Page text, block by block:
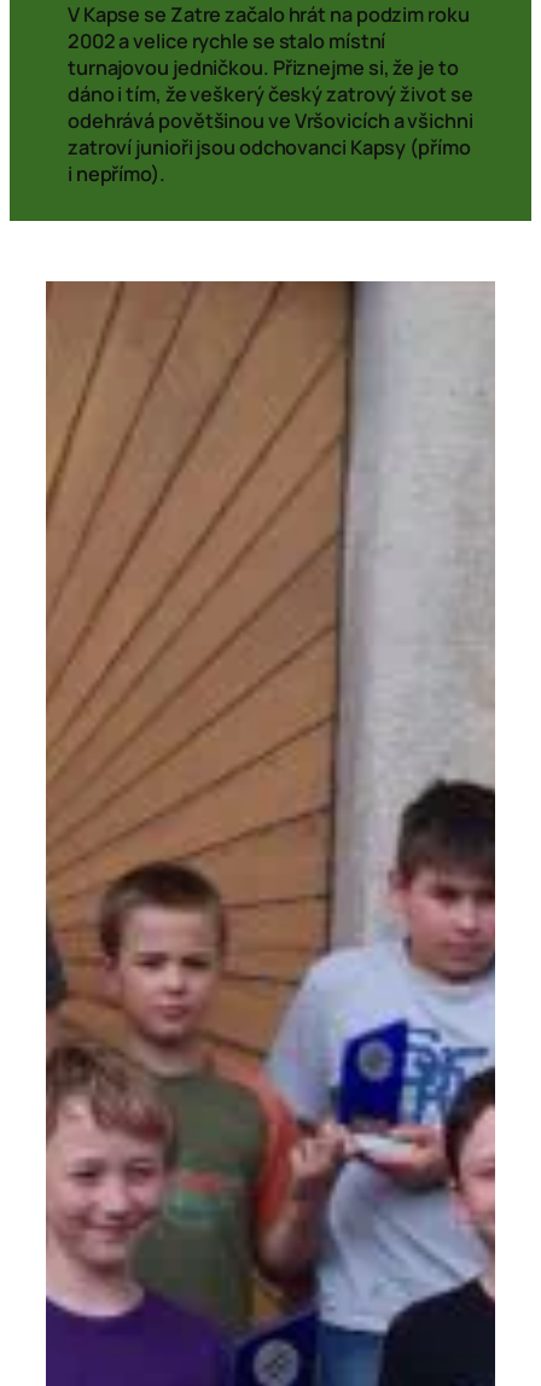
V Kapse se Zatre začalo hrát na podzim roku
2002 a velice rychle se stalo místní
turnajovou jedničkou. Přiznejme si, že je to
dáno i tím, že veškerý český zatrový život se
odehrává povětšinou ve Vršovicích a všichni
zatroví junioři jsou odchovanci Kapsy (přímo
i nepřímo).